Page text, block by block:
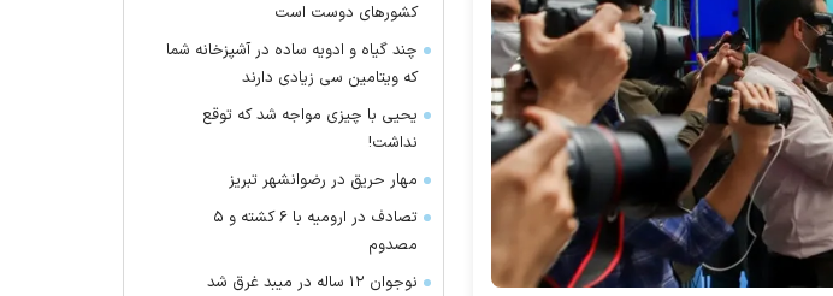
کشور‌های دوست است
چند گیاه و ادویه ساده در آشپزخانه شما
که ویتامین سی زیادی دارند
یحیی با چیزی مواجه شد که توقع
نداشت!
مهار حریق در رضوانشهر تبریز
تصادف در ارومیه با ۶ کشته و ۵
مصدوم
نوجوان ۱۲ ساله در میبد غرق شد